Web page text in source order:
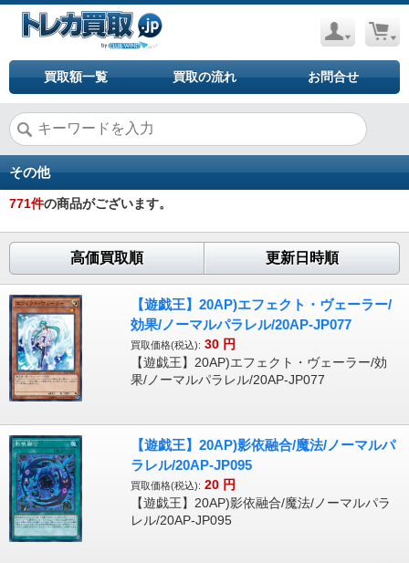
買取額一覧 買取の流れ お問合せ
その他
771件の商品がございます。
高価買取順 更新日時順
【遊戯王】20AP)エフェクト・ヴェーラー/
効果/ノーマルパラレル/20AP-JP077
買取価格(税込): 30 円
【遊戯王】20AP)エフェクト・ヴェーラー/効
果/ノーマルパラレル/20AP-JP077
【遊戯王】20AP)影依融合/魔法/ノーマルパ
ラレル/20AP-JP095
買取価格(税込): 20 円
【遊戯王】20AP)影依融合/魔法/ノーマルパラ
レル/20AP-JP095